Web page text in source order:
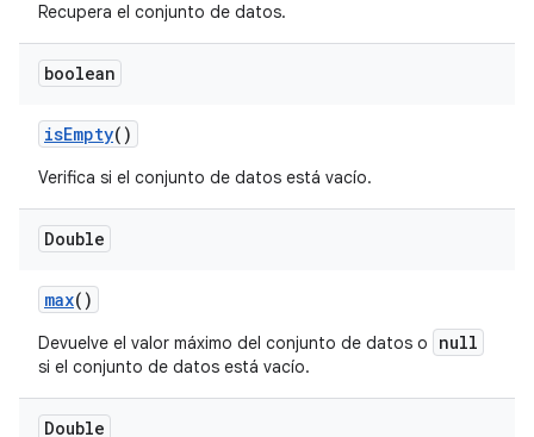
Recupera el conjunto de datos.
boolean
isEmpty()
Verifica si el conjunto de datos está vacío.
Double
max()
Devuelve el valor máximo del conjunto de datos o null
si el conjunto de datos está vacío.
Double